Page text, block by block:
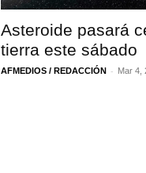
Asteroide pasará
tierra este sábado
AFMEDIOS / REDACCIÓN - Mar 4,